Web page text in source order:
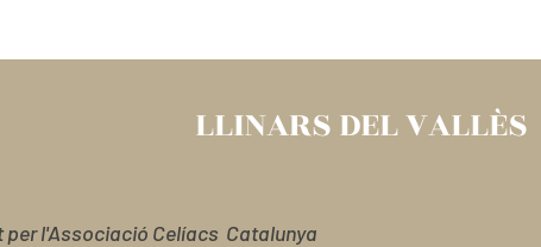
LLINARS DEL VALLÈS
per l'Associació Celíacs Catalunya